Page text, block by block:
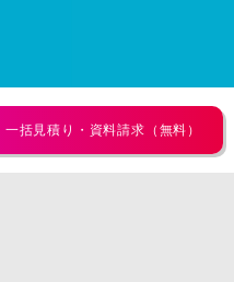
一括見積り・資料請求（無料）